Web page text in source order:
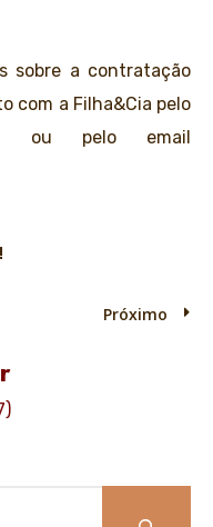
sobre a contratação
com a Filha&Cia pelo
ou pelo email
Próximo